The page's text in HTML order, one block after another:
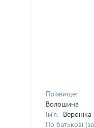
Прізвище:
Волошина
Ім'я:
Вероніка
По батькові (за